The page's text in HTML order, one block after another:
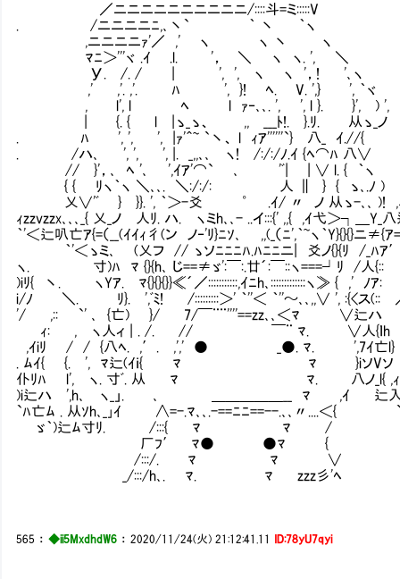
／ニニニニニニニニニニ/::::斗=ミ:::::V
. /ニニニニﾆ,､丶` ｀ 丶 ｀ヽ
,ニニニニｧ'／ ,' ヽ ヽ 丶 ヽ
ﾏﾆ＞'''ヾ .ｲ .l. '， ＼ ヽ ヽ. ', ＼
У. /. / | ', ', ヽ ヽ '，! '､ヽ
,' ,'. ,'. ﾊ ', }! ﾍ. V. ',} ', ｀ヾ
, l', l ﾍ l ｧ‐､､. ', ', l }. }', ) ',
| {. { l |ゝ_ゝ、 Ⅳ,, ___ﾄ!. }.ﾘ. 从ゝ_ノ そ
. ﾊ ', ', ', |ｧ'＾~ `丶、 l ｨｱ''''''`} 八_ ｲ.//{
. /ハ､ ', ', ', |. _,,､､ ヽ! /:/:/ﾉ.ｲ {ﾍ⌒ﾊ 八∨ 救世
// }'，､ ﾍ '､ ',ｲｱ'⌒` ､ 'ﾞ| | ∨ l. { ｀ヽ もっ
{ { ﾘヽ｀ヽ ＼､､. ＼:/:/: 人 ∥ } { ゝ､.ﾉ )
乂∨'ﾞ } }}. ', ｀＞-爻 ゜ .ｲ/ 〃 ノ 从ゝ-､､ )! ,ｨ
ｨzzvzzx､､､_{ 乂_ノ 人ﾘ. ハ. ヽミh､､- ..イ:::{' ,,{ ,ｲ弋＞┐＿Y_八
｀'＜辷叭亡ｱ{=（__(ｲｲｨ彳(ン ノ‐'ﾘ}ﾆｿ､ ,,(_（ﾆ',｀~ヽ｀Y}{}{}
｀'＜ゝミ､㍉ (乂フ // ゝソﾆﾆﾆﾊ.ﾊﾆﾆニ| 爻ノ{}{ﾘ /
ヽ. 寸)ﾊ ﾏ {}{h､ じ==≠ゞ':￣:.廿´:￣::ヽ===┘ﾘ /
)iﾘ{ 丶. ヽYｱ. ﾏ{}{}{}}≪´／:::::::::::,ｲﾆh､:::::::::::::ヽ≫ { ,' ﾉ
i/ﾉ ＼. Ⅵﾘ}. ',ﾞﾐ! /:::::::::＞' ｀''＜ ｀''～､､,,∨ ', :{<ス
'/ ,:: `' ､ {亡) }/ 7/￣¨¨''''==zz､､＜ﾏ ∨辷
ｨ: , ヽ人ィ | . /. // ￣¨ ﾏ. ∨人{ｌh
,ｲiﾘ / / {八ﾍ. ,′. ,',' ● _●. ﾏ. ',7ｲ亡l}
. ﾑｲ{ {. ', ﾏ辷(ｲｉ{ ﾏ ﾏ }iソVソ /
仆ﾘﾊ l', ヽ. 寸ﾞ. 从 ﾏ ﾏ. 八ノ_l{ ,ｨ′,ｲ
)i辷ハ ',h､ ヽ_」. ､ ㍉ ＿＿＿＿＿__ ﾏ ,ｲ 辷入
`ﾊ亡ﾑ . 从ｿh､_｣ｲ ∧=-.ﾏ､､.-==ﾆﾆ==--.､､〃....＜{
ゞ｀)辷ﾑ寸ﾘ. /:::{ ﾏ ﾏ /
厂ﾌ′ ﾏ● ●ﾏ {
/:::/. ﾏ ﾏ ∨
_/:::/h､. ﾏ. ﾏ zzz彡'ﾍ
565 ：◆ii5MxdhdW6 ：2020/11/24(火) 21:12:41.11 ID:78yU7qyi